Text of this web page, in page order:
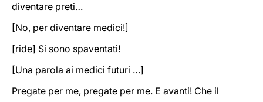
diventare preti…
[No, per diventare medici!]
[ride] Si sono spaventati!
[Una parola ai medici futuri …]
Pregate per me, pregate per me. E avanti! Che il